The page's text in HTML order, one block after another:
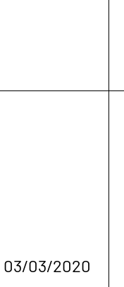
03/03/2020